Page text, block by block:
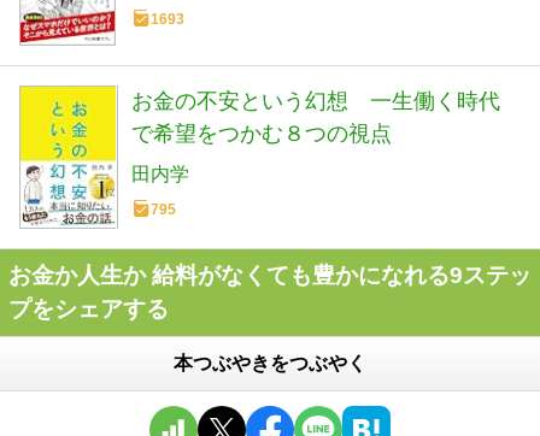
1693
お金の不安という幻想 一生働く時代
で希望をつかむ８つの視点
田内学
795
お金か人生か 給料がなくても豊かになれる9ステッ
プをシェアする
本つぶやきをつぶやく